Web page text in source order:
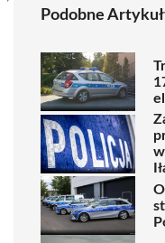
Podobne